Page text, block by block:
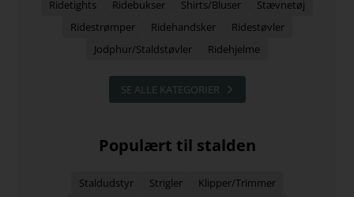
Ridetights Ridebukser Shirts/Bluser
Stævnetøj
Ridestrømper
Ridehandsker
Ridestøvler
Jodphur/Staldstøvler
Ridehjelme
SE ALLE KATEGORIER
Populært til stalden
Staldudstyr Strigler
Klipper/Trimmer